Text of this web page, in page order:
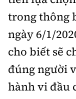
trong thông
ngày 6/1/
cho biết sẽ
đúng người
hành vi đầu